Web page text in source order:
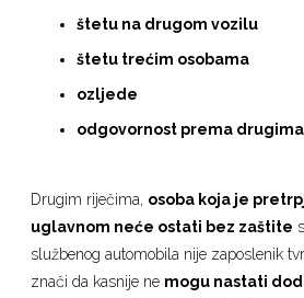
štetu na drugom vozilu
štetu trećim osobama
ozljede
odgovornost prema
Drugim riječima, osoba koja je
uglavnom neće ostati bez zaštite
službenog automobila nije zaposlenik
znači da kasnije ne mogu nastati